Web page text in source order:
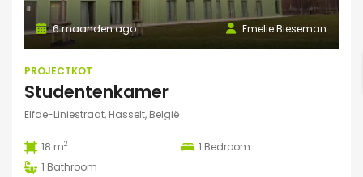
Emelie Bieseman
6 maanden ago
PROJECTKOT
Studentenkamer
Elfde-Liniestraat, Hasselt, België
18 m2 1 Bedroom
1 Bathroom